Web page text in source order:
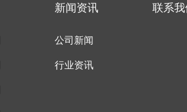
新闻资讯
公司新闻
行业资讯
联系我